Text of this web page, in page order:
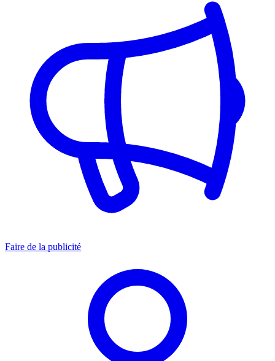
Faire de la publicité